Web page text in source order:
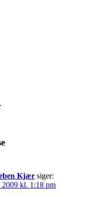
Kjær siger:
2009 kl. 1:18 pm